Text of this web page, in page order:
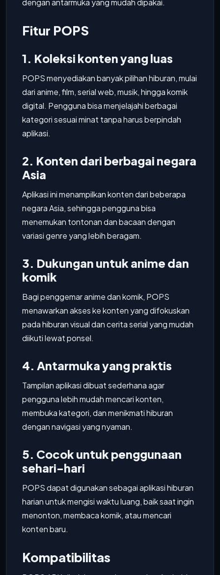
dengan antarmuka yang mudah dipakai.
Fitur POPS
1. Koleksi konten yang luas
POPS menyediakan banyak pilihan hiburan, mulai
dari anime, film, serial web, musik, hingga komik
digital. Pengguna bisa menjelajahi berbagai
kategori sesuai minat tanpa harus berpindah
aplikasi.
2. Konten dari berbagai negara
Asia
Aplikasi ini menampilkan konten dari beberapa
negara Asia, sehingga pengguna bisa
menemukan tontonan dan bacaan dengan
variasi genre yang lebih beragam.
3. Dukungan untuk anime dan
komik
Bagi penggemar anime dan komik, POPS
menawarkan akses ke konten yang difokuskan
pada hiburan visual dan cerita serial yang mudah
diikuti lewat ponsel.
4. Antarmuka yang praktis
Tampilan aplikasi dibuat sederhana agar
pengguna lebih mudah mencari konten,
membuka kategori, dan menikmati hiburan
dengan navigasi yang nyaman.
5. Cocok untuk penggunaan
sehari-hari
POPS dapat digunakan sebagai aplikasi hiburan
harian untuk mengisi waktu luang, baik saat ingin
menonton, membaca komik, atau mencari
konten baru.
Kompatibilitas